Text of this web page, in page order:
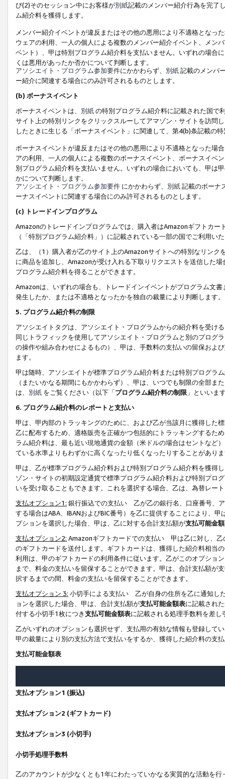
び(2)そのセッション中にお客様が別紙記載のメンバー紹介行為を完了
ム紹介料を獲得します。
メンバー紹介イベントが違反またはその他の悪用により不適格となっ
ウェアの利用、一人の個人による複数のメンバー紹介イベント、メン
ベント）、甲は特別プログラム紹介料を支払いません。いずれの場合
くは悪用があったか否かについて判断します。
アソシエイト・プログラム参加要件にかかわらず、 別紙記載のメンバ
ー紹介に関連する場合にのみ許可されるものとします。
(b) ボーナスイベント
ボーナスイベントは、 別紙の特別プログラム紹介料に記載された国で
サイト上の特別リンクをクリックスルーしてアマゾン・サイトを訪問
したときに生じる「ボーナスイベント」に関連して、第4(b)条記載の
ボーナスイベントが違反またはその他の悪用により不適格となった場
アの利用、一人の個人による複数のボーナスイベント、ボーナスイベ
別プログラム紹介料を支払いません。いずれの場合においても、甲は
かについて判断します。
アソシエイト・プログラム参加要件 にかかわらず、 別紙記載のボーナ
ーナスイベントに関連する場合にのみ許可されるものとします。
(c) トレードインプログラム
Amazonのトレードインプログラムでは、購入者はAmazonギフトカ
（「特別プログラム紹介料」）に記載されている一部の国でご利用い
乙は、（1）購入者が乙のサイト上のAmazonサイトへの特別なリン
に商品を追加し、Amazonが受け入れる下取りリクエストを送信した
プログラム紹介料を得ることができます。
Amazonは、いずれの場合も、トレードインイベントがプログラム文
発生したか、または不適格となったかを独自の裁量により判断します。
5. プログラム紹介料の制限
アソシエイトタグは、アソシエイト・プログラムからの紹介料を受け
同じトラフィックを使用してアソシエイト・プログラムと別のプログ
の操作や組み合わせによるもの）、甲は、手数料の支払いの留保およ
ます。
甲は随時、アソシエイトが標準プログラム紹介料または特別プログラ
（またいかなる期間にもかかわらず）、甲は、いつでも制限の全部
は、 別紙 をご覧ください（以下「プログラム紹介料の制限 」といいま
6. プログラム紹介料のレポートと支払い
甲は、甲内部のトラッキングのために、および乙が当該月に獲得した
乙に配布するため、適格販売を正確かつ包括的にトラッキングするた
ラム紹介料は、最も近い現地通貨の金額（米ドルの場合はセントなど
ている水準よりもわずかに高くなったり低くなったりすることがあり
甲は、乙が標準プログラム紹介料および特別プログラム紹介料を獲得
ゾン・サイトの初期設定通貨で標準プログラム紹介料および特別プロ
いを受け取ることもできます。これを選択する場合、乙は、為替レー
支払オプション1: 銀行振込での支払い 乙が乙の銀行名、口座番号、
する場合はABA、IBANおよびBIC番号）を乙に提供することにより、
プションを選択した場合、甲は、乙に対する合計支払額が支払可能金
支払オプション2: Amazonギフトカードでの支払い 甲は乙に対し、乙
のギフトカードを送付します。ギフトカードは、獲得した紹介料相当
利用は、甲のギフトカードの利用条件に従います。乙がこのオプショ
まで、料金の支払いを留保することができます。甲は、合計支払額が
択するまでの間、料金の支払いを留保することができます。
支払オプション 3: 小切手による支払い 乙が自身の住所を乙に通知し
ョンを選択した場合、甲は、合計支払額が支払可能金額表に記載され
付する小切手1枚につき支払可能金額表に記載される処理手数料を差し
乙がいずれのオプションも選択せず、支払用の有効な情報も登録して
甲の裁量により別の支払方法で支払いをするか、獲得した紹介料の支
支払可能金額表
支払オプション1 (振込)
支払オプション2 (ギフトカード)
支払オプション3 (小切手)
小切手処理手数料
乙のアカウントが少なくとも1年にわたっていかなる実質的な活動を